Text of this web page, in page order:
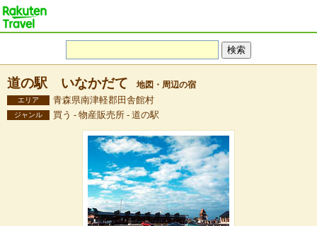
道の駅 いなかだて 地図・周辺の宿
エリア 青森県南津軽郡田舎館村
ジャンル 買う - 物産販売所 - 道の駅